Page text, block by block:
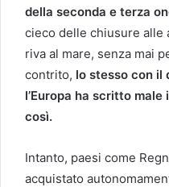
della seconda e terza
cieco delle chiusure alle
riva al mare, senza mai
contrito, lo stesso con il
l’Europa ha scritto
così.
Intanto, paesi come
acquistato